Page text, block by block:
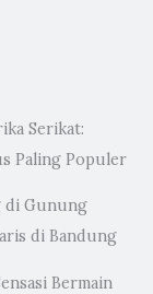
Serikat:
Paling Populer
di Gunung
di Bandung
Bermain